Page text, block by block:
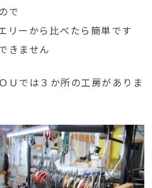
で
リーから比べたら簡単です
きません
では３か所の工房がありま